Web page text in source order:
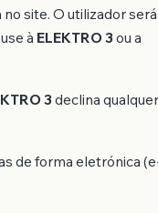
site. O utilizador será
à ELEKTRO 3 ou a
3declina qualquer
de forma eletrónica